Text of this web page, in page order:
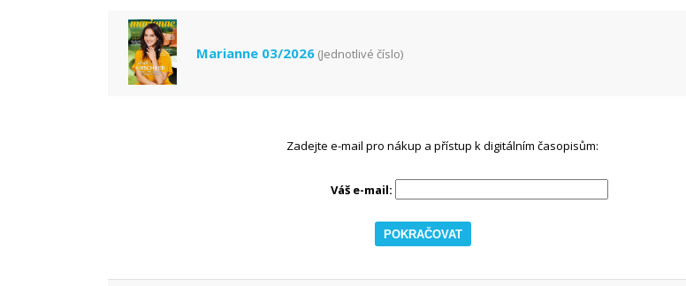
Marianne 03/2026 (Jednotlivé číslo)
Zadejte e-mail pro nákup a přístup k digitálním časopisům:
Váš e-mail: